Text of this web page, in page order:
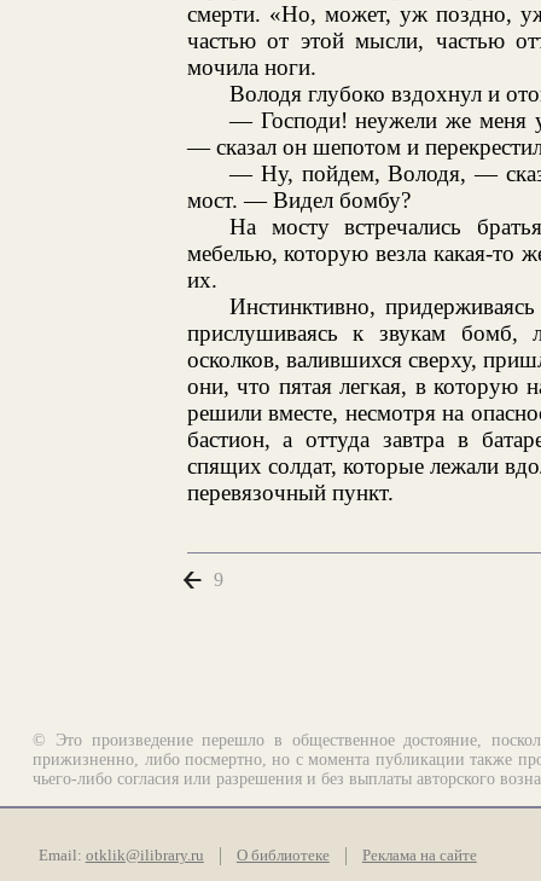
смерти. «Но, может, уж поздно,
частью от этой мысли, частью
мочила ноги.
Володя глубоко вздохнул и
— Господи! неужели же меня
— сказал он шепотом и
— Ну, пойдем, Володя, —
мост. — Видел бомбу?
На мосту встречались
мебелью, которую везла какая-то
их.
Инстинктивно,
прислушиваясь к звукам бомб,
осколков, валившихся сверху,
они, что пятая легкая, в которую
решили вместе, несмотря на
бастион, а оттуда завтра в
спящих солдат, которые лежали
перевязочный пункт.
9
© Это произведение перешло в общественное достояние,
прижизненно, либо посмертно, но с момента публикации также
чьего-либо согласия или разрешения и без выплаты авторского
Email: otklik@ilibrary.ru О библиотеке Реклама на сайте